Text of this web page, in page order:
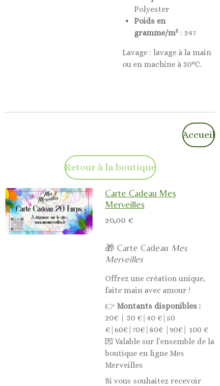
Polyester
Poids en
gramme/m2 : 247
Lavage : lavage à la main
ou en machine à 30°C.
Accueil
Retour à la boutique
Carte Cadeau Mes
Merveilles
20,00 €
🎁 Carte Cadeau Mes
Merveilles
Offrez une création unique,
faite main avec amour !
👉 Montants disponibles :
20€ | 30 €|40 €|50
€|60€|70€|80€ |90€| 100 €
💌 Valable sur l’ensemble de la
boutique en ligne Mes
Merveilles
Si vous souhaitez recevoir